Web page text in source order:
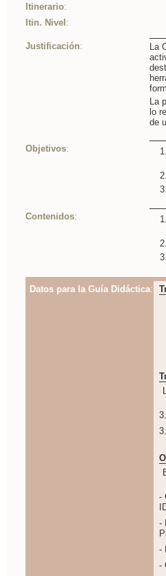
Itinerario:
Itin. Nivel :
Justificación:
La
La
lo
de
Objetivos:
Contenidos:
Datos para la Guía Didáctica:
-
-
-
-